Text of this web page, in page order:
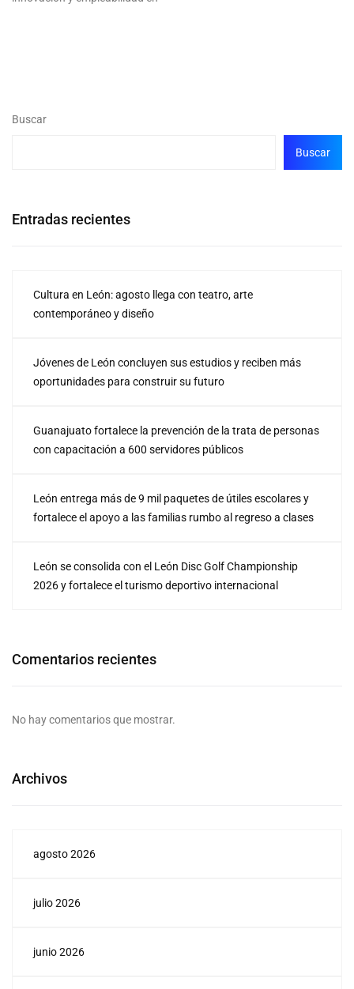
Buscar
Buscar
Entradas recientes
Cultura en León: agosto llega con teatro, arte
contemporáneo y diseño
Jóvenes de León concluyen sus estudios y reciben más
oportunidades para construir su futuro
Guanajuato fortalece la prevención de la trata de personas
con capacitación a 600 servidores públicos
León entrega más de 9 mil paquetes de útiles escolares y
fortalece el apoyo a las familias rumbo al regreso a clases
León se consolida con el León Disc Golf Championship
2026 y fortalece el turismo deportivo internacional
Comentarios recientes
No hay comentarios que mostrar.
Archivos
agosto 2026
julio 2026
junio 2026